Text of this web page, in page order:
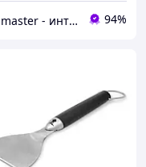
Sanmaster - интернет-магазин сантехники 94%